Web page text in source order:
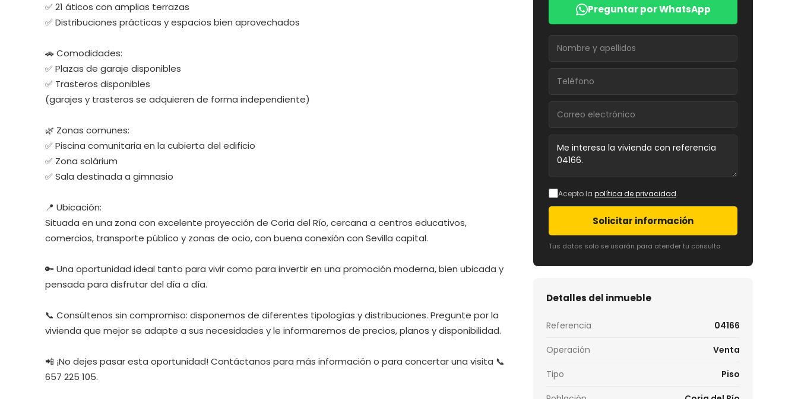
✅ 21 áticos con amplias terrazas
✅ Distribuciones prácticas y espacios bien aprovechados
🚗 Comodidades:
✅ Plazas de garaje disponibles
✅ Trasteros disponibles
(garajes y trasteros se adquieren de forma independiente)
🌿 Zonas comunes:
✅ Piscina comunitaria en la cubierta del edificio
✅ Zona solárium
✅ Sala destinada a gimnasio
📍 Ubicación:
Situada en una zona con excelente proyección de Coria del Río, cercana a centros educativos,
comercios, transporte público y zonas de ocio, con buena conexión con Sevilla capital.
🔑 Una oportunidad ideal tanto para vivir como para invertir en una promoción moderna, bien ubicada y
pensada para disfrutar del día a día.
📞 Consúltenos sin compromiso: disponemos de diferentes tipologías y distribuciones. Pregunte por la
vivienda que mejor se adapte a sus necesidades y le informaremos de precios, planos y disponibilidad.
📲 ¡No dejes pasar esta oportunidad! Contáctanos para más información o para concertar una visita 📞
657 225 105.
Preguntar por WhatsApp
Acepto la política de privacidad.
Solicitar información
Tus datos solo se usarán para atender tu consulta.
Detalles del inmueble
Referencia 04166
Operación Venta
Tipo Piso